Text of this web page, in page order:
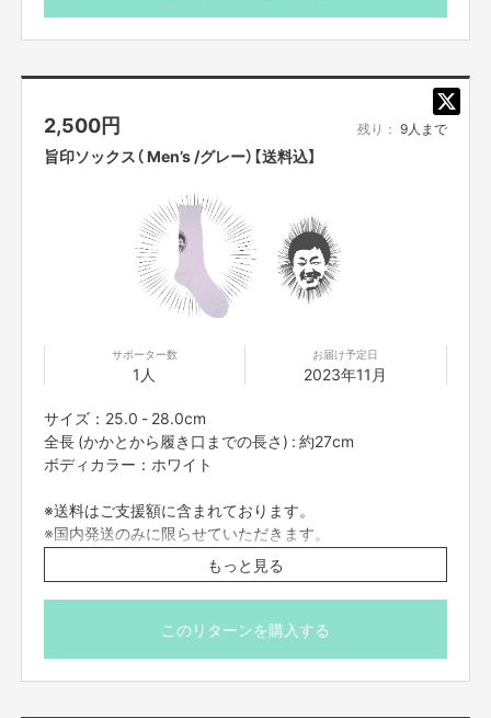
（サインのイメージになります）
カーシェアグルメドライブマグカップ
「あなたの生活がよりおいしくなることを願っています（ごめたん）」
2,500円 残り： 9人まで
旨印ソックス（ Men’s /グレー）【送料込】
サポーター数
1人
お届け予定日
2023年11月
サイズ：25.0 - 28.0cm
全長 (かかとから履き口までの長さ) : 約27cm
ボディカラー：ホワイト
※送料はご支援額に含まれております。
※国内発送のみに限らせていただきます。
※画像はイメージになります。
もっと見る
このリターンを購入する